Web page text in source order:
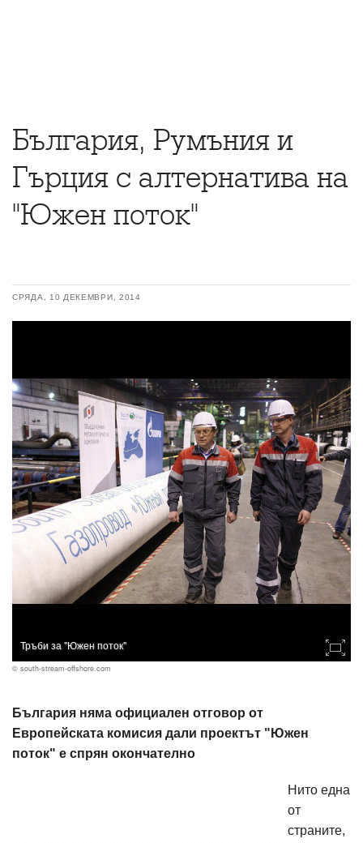
България, Румъния и
Гърция с алтернатива на
"Южен поток"
СРЯДА, 10 ДЕКЕМВРИ, 2014
Тръби за "Южен поток"
© south-stream-offshore.com
България няма официален отговор от
Европейската комисия дали проектът "Южен
поток" е спрян окончателно
Нито една
от
страните,